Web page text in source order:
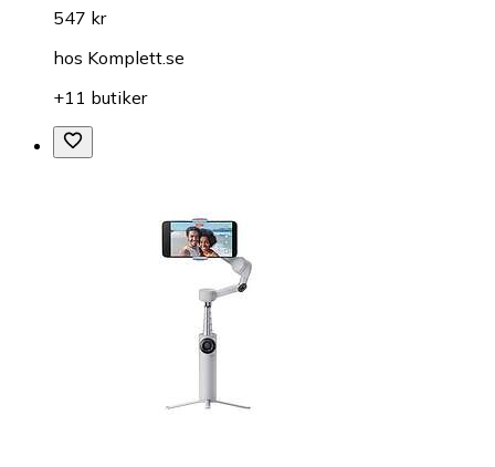
547 kr
hos Komplett.se
+11 butiker